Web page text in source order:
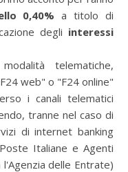
0,40% a titolo di
degli interessi
telematiche,
web" o "F24 online"
i canali telematici
tranne nel caso di
di internet banking
Italiane e Agenti
delle Entrate)